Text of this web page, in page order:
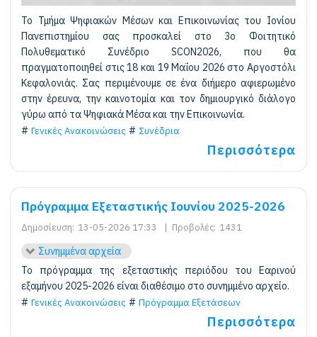
Το Τμήμα Ψηφιακών Μέσων και Επικοινωνίας του Ιονίου
Πανεπιστημίου σας προσκαλεί στο 3ο Φοιτητικό
Πολυθεματικό Συνέδριο SCON2026, που θα
πραγματοποιηθεί στις 18 και 19 Μαΐου 2026 στο Αργοστόλι
Κεφαλονιάς. Σας περιμένουμε σε ένα διήμερο αφιερωμένο
στην έρευνα, την καινοτομία και τον δημιουργικό διάλογο
γύρω από τα Ψηφιακά Μέσα και την Επικοινωνία.
Γενικές Ανακοινώσεις
Συνέδρια
Περισσότερα
Πρόγραμμα Εξεταστικής Ιουνίου 2025-2026
Δημοσίευση: 13-05-2026 17:33 | Προβολές: 1431
Συνημμένα αρχεία
Το πρόγραμμα της εξεταστικής περιόδου του Εαρινού
εξαμήνου 2025-2026 είναι διαθέσιμο στο συνημμένο αρχείο.
Γενικές Ανακοινώσεις
Πρόγραμμα Εξετάσεων
Περισσότερα